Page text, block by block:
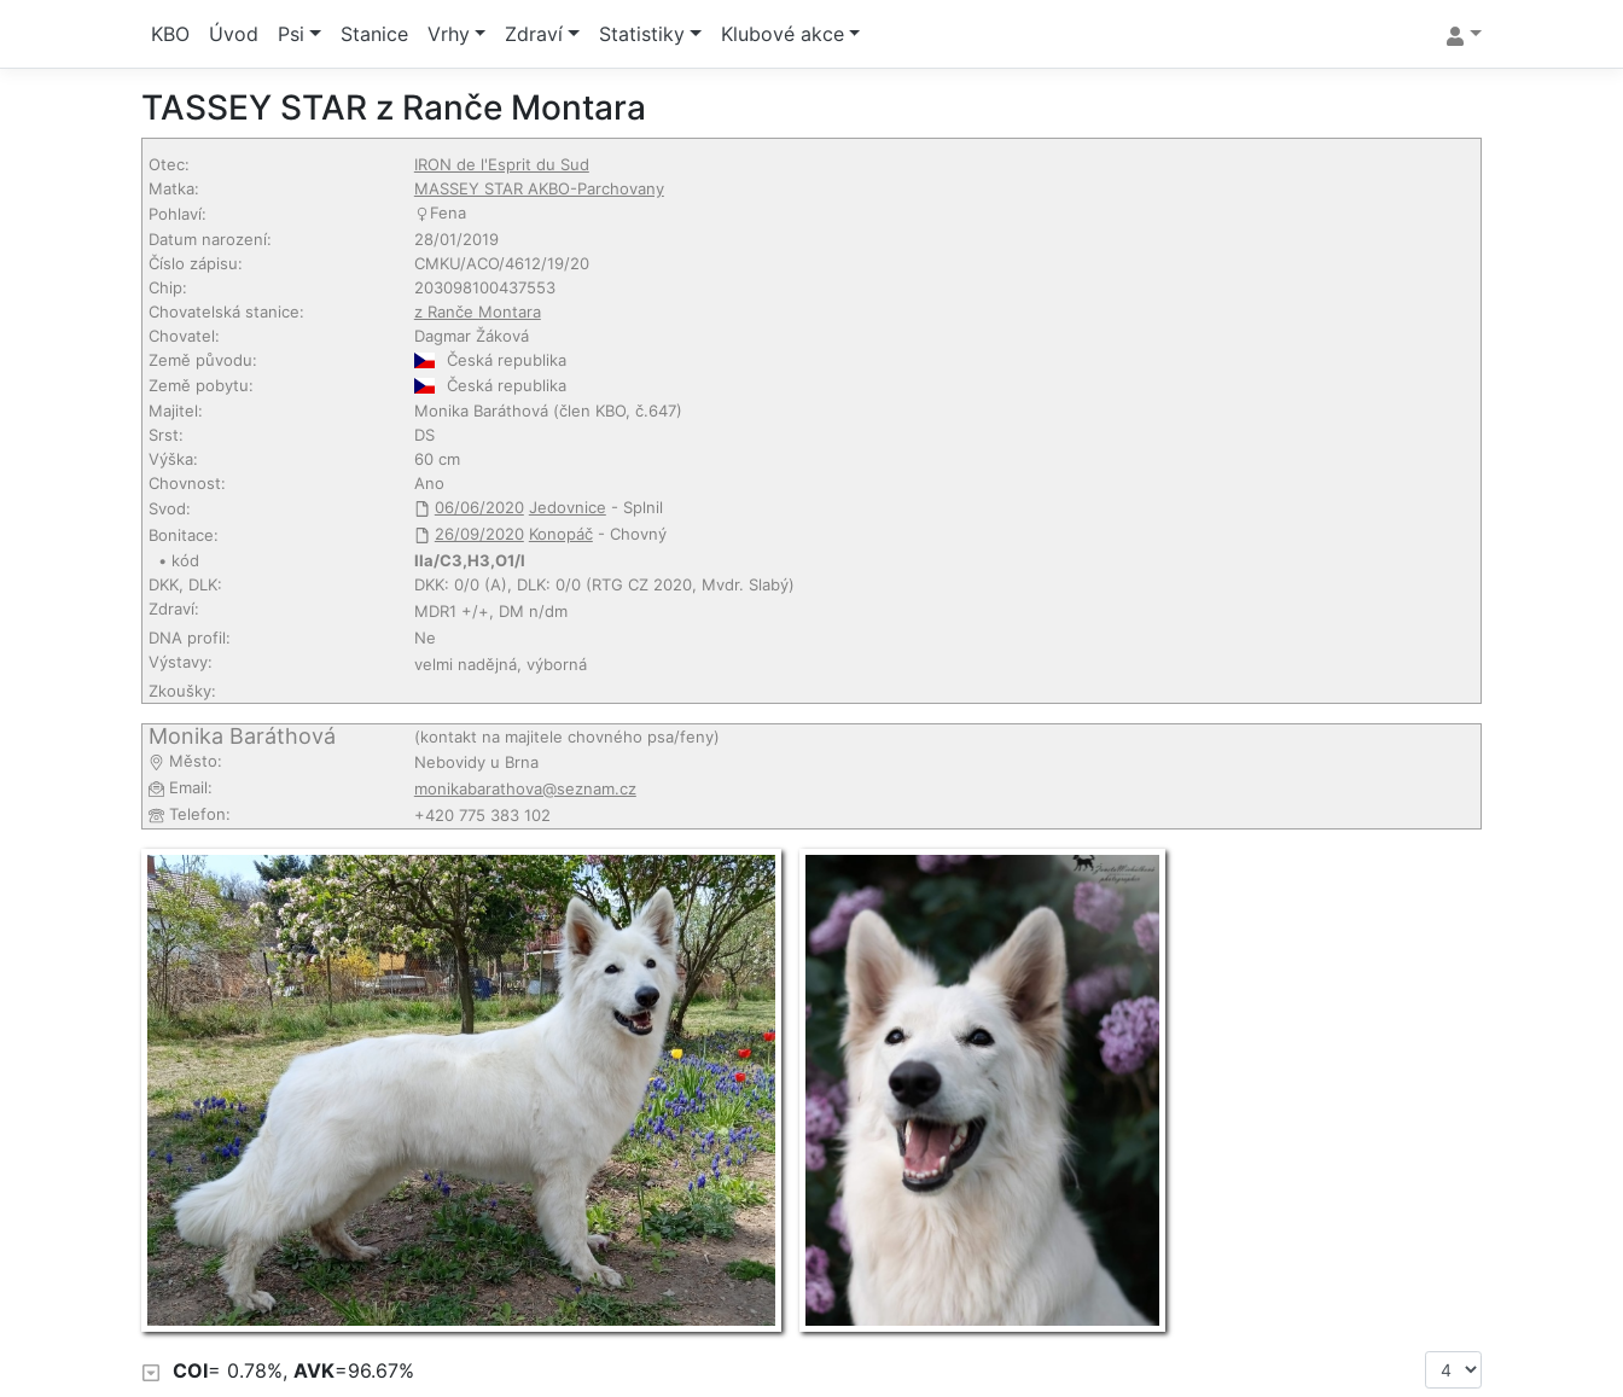
KBO Úvod Psi Stanice Vrhy Zdraví Statistiky Klubové akce
TASSEY STAR z Ranče Montara
Otec:
IRON de l'Esprit du Sud
Matka:
MASSEY STAR AKBO-Parchovany
Pohlaví:
Fena
Datum narození:
28/01/2019
Číslo zápisu:
CMKU/ACO/4612/19/20
Chip:
203098100437553
Chovatelská stanice:
z Ranče Montara
Chovatel:
Dagmar Žáková
Země původu:
Česká republika
Země pobytu:
Česká republika
Majitel:
Monika Baráthová(člen KBO, č.647)
Srst:
DS
Výška:
60 cm
Chovnost:
Ano
Svod:
06/06/2020 Jedovnice - Splnil
Bonitace:
26/09/2020 Konopáč- Chovný
• kód
IIa/C3,H3,O1/I
DKK, DLK:
DKK: 0/0 (A), DLK: 0/0 (RTG CZ 2020, Mvdr. Slabý)
Zdraví:
MDR1 +/+, DM n/dm
DNA profil:
Ne
Výstavy:
velmi nadějná, výborná
Zkoušky:
Monika Baráthová
(kontakt na majitele chovného psa/feny)
Město:
Nebovidy u Brna
Email:
monikabarathova@seznam.cz
Telefon:
+420 775 383 102
COI= 0.78%, AVK=96.67%